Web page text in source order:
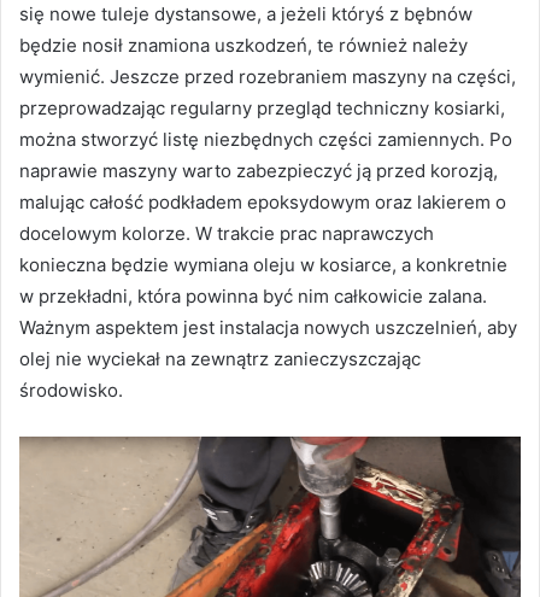
się nowe tuleje dystansowe, a jeżeli któryś z bębnów
będzie nosił znamiona uszkodzeń, te również należy
wymienić. Jeszcze przed rozebraniem maszyny na części,
przeprowadzając regularny przegląd techniczny kosiarki,
można stworzyć listę niezbędnych części zamiennych. Po
naprawie maszyny warto zabezpieczyć ją przed korozją,
malując całość podkładem epoksydowym oraz lakierem o
docelowym kolorze. W trakcie prac naprawczych
konieczna będzie wymiana oleju w kosiarce, a konkretnie
w przekładni, która powinna być nim całkowicie zalana.
Ważnym aspektem jest instalacja nowych uszczelnień, aby
olej nie wyciekał na zewnątrz zanieczyszczając
środowisko.